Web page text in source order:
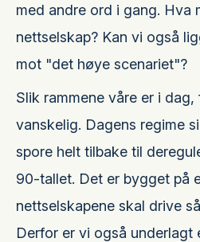
med andre ord i gang. Hva
nettselskap? Kan vi også
mot "det høye scenariet"?
Slik rammene våre er i
vanskelig. Dagens regime
spore helt tilbake til
90-tallet. Det er bygget på
nettselskapene skal drive
Derfor er vi også underlagt